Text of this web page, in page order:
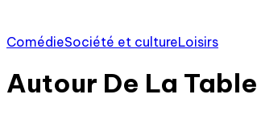
ComédieSociété et cultureLoisirs
Autour De La Table